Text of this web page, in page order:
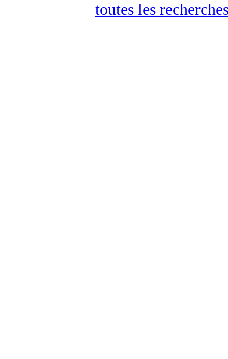
toutes les